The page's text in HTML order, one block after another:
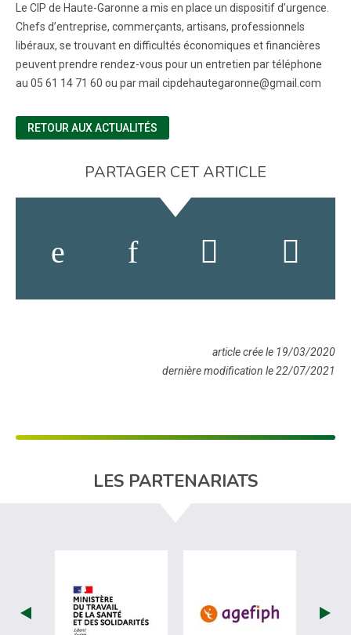
Le CIP de Haute-Garonne a mis en place un dispositif d’urgence.
Chefs d’entreprise, commerçants, artisans, professionnels
libéraux, se trouvant en difficultés économiques et financières
peuvent prendre rendez-vous pour un entretien par téléphone
au 05 61 14 71 60 ou par mail cipdehautegaronne@gmail.com
RETOUR AUX ACTUALITÉS
PARTAGER CET ARTICLE
article crée le 19/03/2020
dernière modification le 22/07/2021
LES PARTENARIATS
visiter les site de Ministère du travail
visiter les